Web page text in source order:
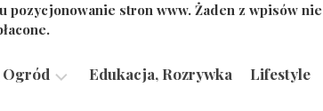
pozycjonowanie stron www. Żaden z wpisów
Ogród Edukacja, Rozrywka Lifestyle